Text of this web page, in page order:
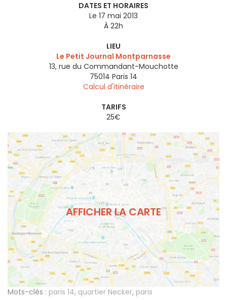
DATES ET HORAIRES
Le 17 mai 2013
À 22h
LIEU
Le Petit Journal Montparnasse
13, rue du Commandant-Mouchotte
75014 Paris 14
Calcul d'itinéraire
TARIFS
25€
AFFICHER LA CARTE
Mots-clés : paris 14, quartier Necker, paris